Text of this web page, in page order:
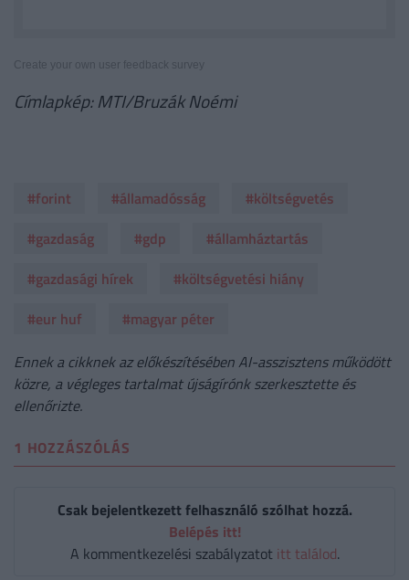
Create your own user feedback survey
Címlapkép: MTI/Bruzák Noémi
#forint #államadósság
#költségvetés
#gazdaság
#gdp
#államháztartás
#gazdasági hírek
#költségvetési hiány
#eur huf
#magyar péter
Ennek a cikknek az előkészítésében AI-asszisztens működött
közre, a végleges tartalmat újságírónk szerkesztette és
ellenőrizte.
1 HOZZÁSZÓLÁS
Csak bejelentkezett felhasználó szólhat hozzá.
Belépés itt!
A kommentkezelési szabályzatot itt találod.